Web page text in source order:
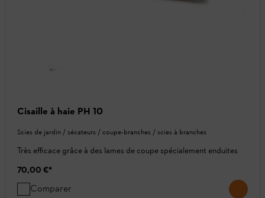
Cisaille à haie PH 10
Scies de jardin / sécateurs / coupe-branches / scies à branches
Très efficace grâce à des lames de coupe spécialement enduites
70,00 €*
Comparer